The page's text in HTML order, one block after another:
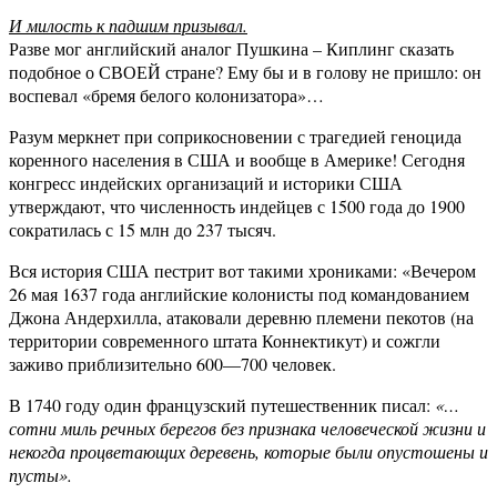
И милость к падшим призывал.
Разве мог английский аналог Пушкина – Киплинг сказать
подобное о СВОЕЙ стране? Ему бы и в голову не пришло: он
воспевал «бремя белого колонизатора»…
Разум меркнет при соприкосновении с трагедией геноцида
коренного населения в США и вообще в Америке! Сегодня
конгресс индейских организаций и историки США
утверждают, что численность индейцев с 1500 года до 1900
сократилась с 15 млн до 237 тысяч.
Вся история США пестрит вот такими хрониками: «Вечером
26 мая 1637 года английские колонисты под командованием
Джона Андерхилла, атаковали деревню племени пекотов (на
территории современного штата Коннектикут) и сожгли
заживо приблизительно 600—700 человек.
В 1740 году один французский путешественник писал: «…
сотни миль речных берегов без признака человеческой жизни и
некогда процветающих деревень, которые были опустошены и
пусты».